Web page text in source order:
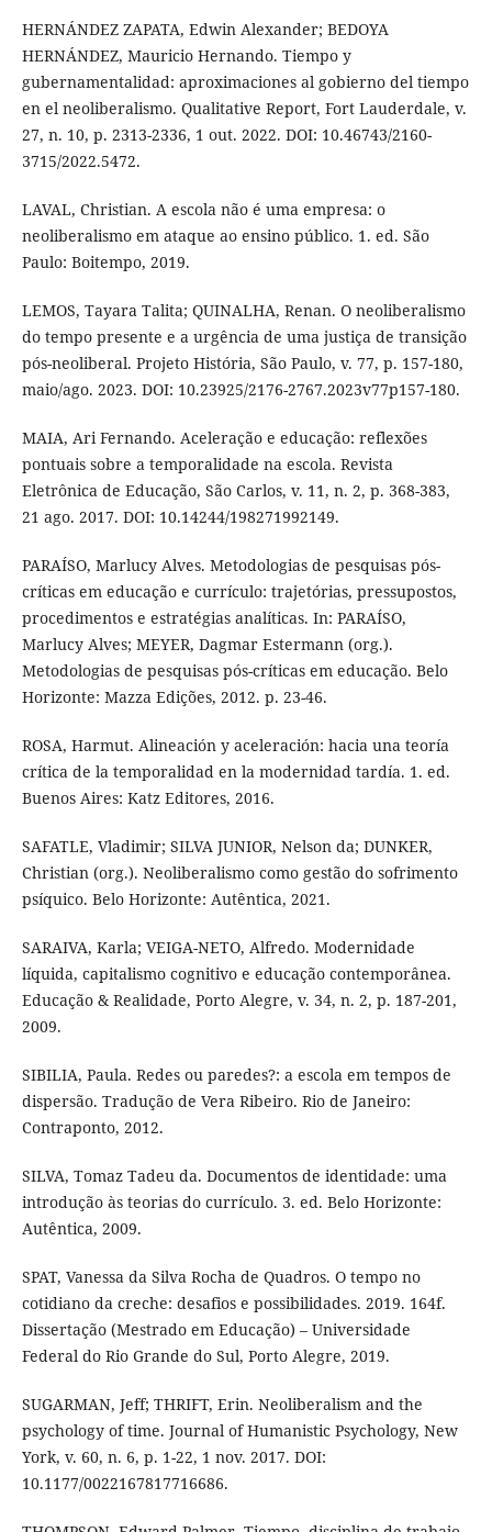
HERNÁNDEZ ZAPATA, Edwin Alexander; BEDOYA
HERNÁNDEZ, Mauricio Hernando. Tiempo y
gubernamentalidad: aproximaciones al gobierno del tiempo
en el neoliberalismo. Qualitative Report, Fort Lauderdale, v.
27, n. 10, p. 2313-2336, 1 out. 2022. DOI: 10.46743/2160-
3715/2022.5472.
LAVAL, Christian. A escola não é uma empresa: o
neoliberalismo em ataque ao ensino público. 1. ed. São
Paulo: Boitempo, 2019.
LEMOS, Tayara Talita; QUINALHA, Renan. O neoliberalismo
do tempo presente e a urgência de uma justiça de transição
pós-neoliberal. Projeto História, São Paulo, v. 77, p. 157-180,
maio/ago. 2023. DOI: 10.23925/2176-2767.2023v77p157-180.
MAIA, Ari Fernando. Aceleração e educação: reflexões
pontuais sobre a temporalidade na escola. Revista
Eletrônica de Educação, São Carlos, v. 11, n. 2, p. 368-383,
21 ago. 2017. DOI: 10.14244/198271992149.
PARAÍSO, Marlucy Alves. Metodologias de pesquisas pós-
críticas em educação e currículo: trajetórias, pressupostos,
procedimentos e estratégias analíticas. In: PARAÍSO,
Marlucy Alves; MEYER, Dagmar Estermann (org.).
Metodologias de pesquisas pós-críticas em educação. Belo
Horizonte: Mazza Edições, 2012. p. 23-46.
ROSA, Harmut. Alineación y aceleración: hacia una teoría
crítica de la temporalidad en la modernidad tardía. 1. ed.
Buenos Aires: Katz Editores, 2016.
SAFATLE, Vladimir; SILVA JUNIOR, Nelson da; DUNKER,
Christian (org.). Neoliberalismo como gestão do sofrimento
psíquico. Belo Horizonte: Autêntica, 2021.
SARAIVA, Karla; VEIGA-NETO, Alfredo. Modernidade
líquida, capitalismo cognitivo e educação contemporânea.
Educação & Realidade, Porto Alegre, v. 34, n. 2, p. 187-201,
2009.
SIBILIA, Paula. Redes ou paredes?: a escola em tempos de
dispersão. Tradução de Vera Ribeiro. Rio de Janeiro:
Contraponto, 2012.
SILVA, Tomaz Tadeu da. Documentos de identidade: uma
introdução às teorias do currículo. 3. ed. Belo Horizonte:
Autêntica, 2009.
SPAT, Vanessa da Silva Rocha de Quadros. O tempo no
cotidiano da creche: desafios e possibilidades. 2019. 164f.
Dissertação (Mestrado em Educação) – Universidade
Federal do Rio Grande do Sul, Porto Alegre, 2019.
SUGARMAN, Jeff; THRIFT, Erin. Neoliberalism and the
psychology of time. Journal of Humanistic Psychology, New
York, v. 60, n. 6, p. 1-22, 1 nov. 2017. DOI:
10.1177/0022167817716686.